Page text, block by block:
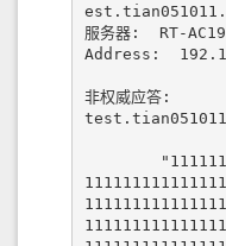
服务器:  RT-
Address:
非权威应答: